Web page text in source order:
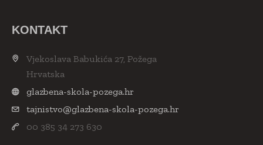
KONTAKT
Vjekoslava Babukića 27, Požega
Hrvatska
glazbena-skola-pozega.hr
tajnistvo@glazbena-skola-pozega.hr
00 385 34 273 630